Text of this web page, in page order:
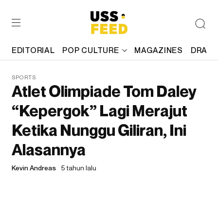
EDITORIAL POP CULTURE MAGAZINES
SPORTS
Atlet Olimpiade Tom Daley
“Kepergok” Lagi Merajut
Ketika Nunggu Giliran, Ini
Alasannya
Kevin Andreas 5 tahun lalu